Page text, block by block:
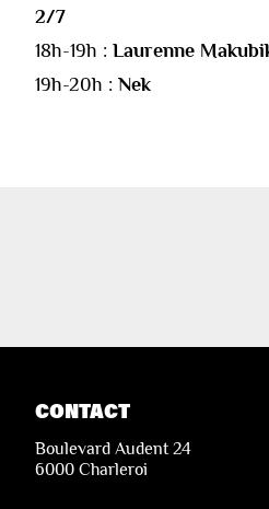
2/7
18h-19h : Laurenne
19h-20h : Nek
CONTACT
Boulevard Audent 24
6000 Charleroi